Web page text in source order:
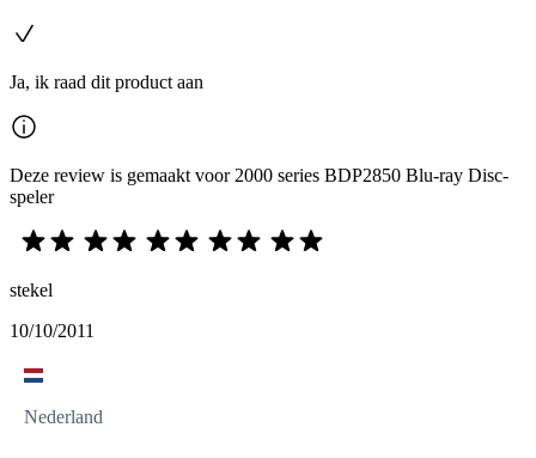
Ja, ik raad dit product aan
Deze review is gemaakt voor 2000 series BDP2850 Blu-ray Disc-
speler
stekel
10/10/2011
Nederland